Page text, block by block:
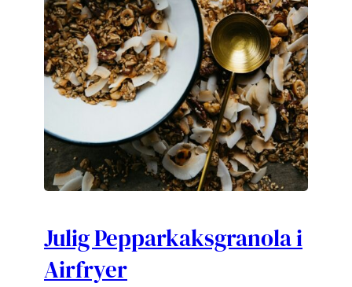
Julig Pepparkaksgranola i
Airfryer